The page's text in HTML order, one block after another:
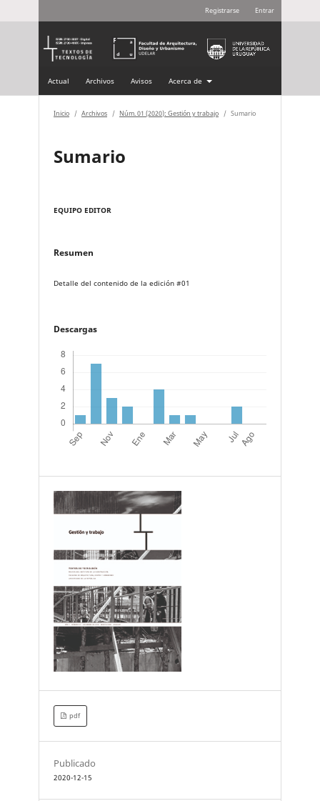
Actual Archivos Avisos Acerca de
Registrarse Entrar
Inicio / Archivos / Núm. 01 (2020): Gestión y trabajo / Sumario
Sumario
EQUIPO EDITOR
Resumen
Detalle del contenido de la edición #01
Descargas
pdf
Publicado
2020-12-15